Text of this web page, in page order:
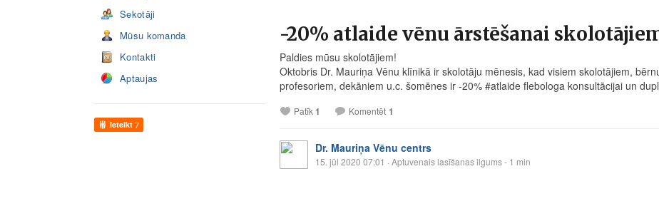
Sekotāji
Mūsu komanda
Kontakti
Aptaujas
Ieteikt 7
-20% atlaide vēnu ārstēšanai
Paldies mūsu skolotājiem!
Oktobris Dr. Mauriņa Vēnu klīnikā ir skolotāju mēnesis, kad visiem skolotājiem,
profesoriem, dekāniem u.c. šomēnes ir -20% #atlaide flebologa konsultācijai un
Patīk1 Komentēt 1
Dr. Mauriņa Vēnu centrs
15. jūl 2020 07:01 · Aptuvenais lasīšanas ilgums - 1 min